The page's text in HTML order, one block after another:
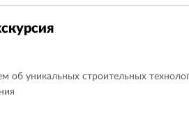
об уникальных строительных